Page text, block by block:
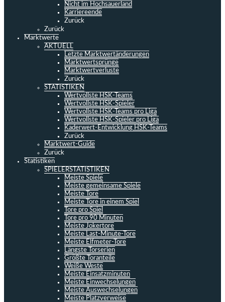
Nicht im Hochsauerland
Karriereende
Zurück
Zurück
Marktwerte
AKTUELL
Letzte Marktwertänderungen
Marktwertsprünge
Marktwertverluste
Zurück
STATISTIKEN
Wertvollste HSK-Teams
Wertvollste HSK-Spieler
Wertvollste HSK-Teams pro Liga
Wertvollste HSK-Spieler pro Liga
Kaderwert-Entwicklung HSK-Teams
Zurück
Marktwert-Guide
Zurück
Statistiken
SPIELERSTATISTIKEN
Meiste Spiele
Meiste gemeinsame Spiele
Meiste Tore
Meiste Tore in einem Spiel
Tore pro Spiel
Tore pro 90 Minuten
Meiste Jokertore
Meiste Last-Minute-Tore
Meiste Elfmeter-Tore
Längste Torserien
Größte Toranteile
Weiße Weste
Meiste Einsatzminuten
Meiste Einwechselungen
Meiste Auswechselungen
Meiste Platzverweise